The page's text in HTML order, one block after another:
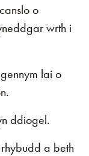
o
wrth i
lai o
ddiogel.
a beth